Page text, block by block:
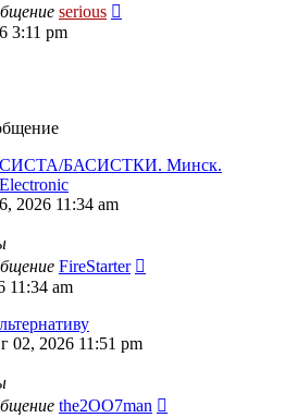
serious
3:11 pm
БАСИСТКИ. Минск.
2026 11:34 am
FireStarter
11:34 am
02, 2026 11:51 pm
the2OO7man